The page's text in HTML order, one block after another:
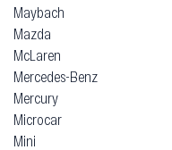
Maybach
Mazda
McLaren
Mercedes-Benz
Mercury
Microcar
Mini